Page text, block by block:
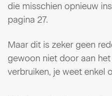
die misschien opnieuw
pagina 27.
Maar dit is zeker geen
gewoon niet door aan
verbruiken, je weet enkel